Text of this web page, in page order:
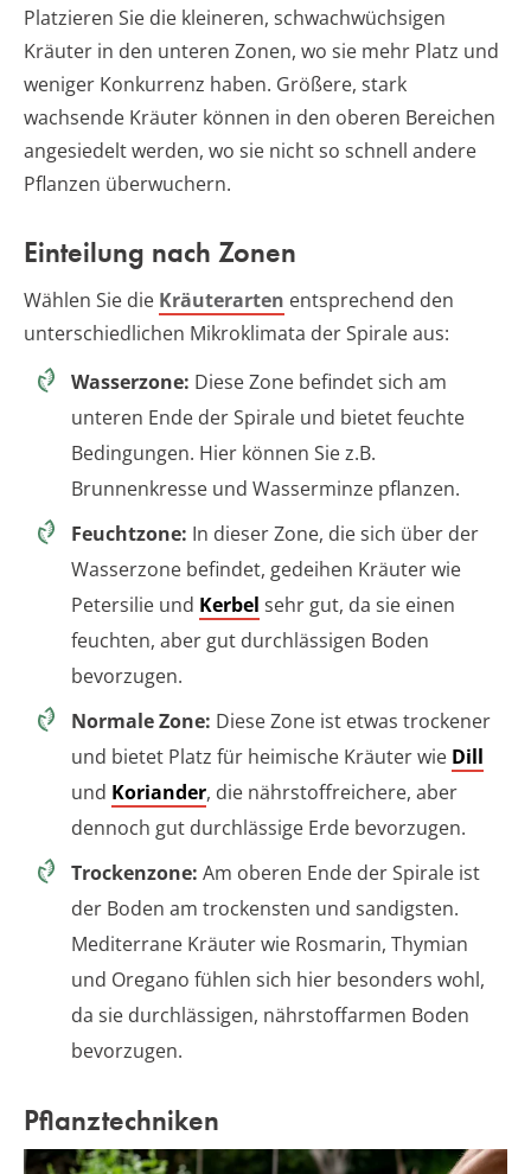
Platzieren Sie die kleineren, schwachwüchsigen
Kräuter in den unteren Zonen, wo sie mehr Platz und
weniger Konkurrenz haben. Größere, stark
wachsende Kräuter können in den oberen Bereichen
angesiedelt werden, wo sie nicht so schnell andere
Pflanzen überwuchern.
Einteilung nach Zonen
Wählen Sie die Kräuterarten entsprechend den
unterschiedlichen Mikroklimata der Spirale aus:
Wasserzone: Diese Zone befindet sich am
unteren Ende der Spirale und bietet feuchte
Bedingungen. Hier können Sie z.B.
Brunnenkresse und Wasserminze pflanzen.
Feuchtzone: In dieser Zone, die sich über der
Wasserzone befindet, gedeihen Kräuter wie
Petersilie und Kerbel sehr gut, da sie einen
feuchten, aber gut durchlässigen Boden
bevorzugen.
Normale Zone: Diese Zone ist etwas trockener
und bietet Platz für heimische Kräuter wie Dill
und Koriander, die nährstoffreichere, aber
dennoch gut durchlässige Erde bevorzugen.
Trockenzone: Am oberen Ende der Spirale ist
der Boden am trockensten und sandigsten.
Mediterrane Kräuter wie Rosmarin, Thymian
und Oregano fühlen sich hier besonders wohl,
da sie durchlässigen, nährstoffarmen Boden
bevorzugen.
Pflanztechniken